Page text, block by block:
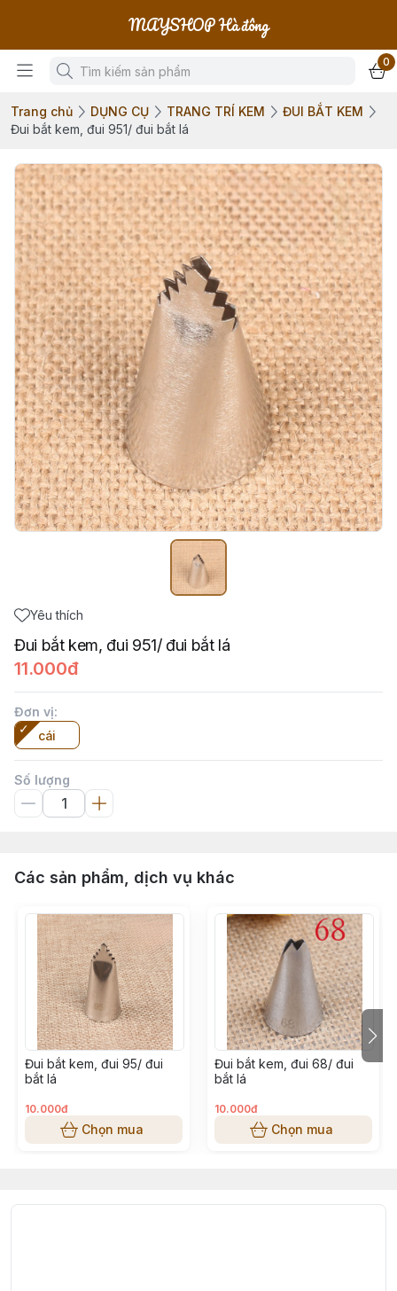
MAYSHOP Hà đông
0
Trang chủ DỤNG CỤ TRANG TRÍ KEM
ĐUI BẮT KEM
Đui bắt kem, đui 951/ đui bắt lá
Yêu thích
Đui bắt kem, đui 951/ đui bắt lá
11.000đ
Đơn vị:
cái
Số lượng
Các sản phẩm, dịch vụ khác
Đui bắt kem, đui 95/ đui
bắt lá
10.000đ
Chọn mua
Đui bắt kem, đui 68/ đui
bắt lá
10.000đ
Chọn mua